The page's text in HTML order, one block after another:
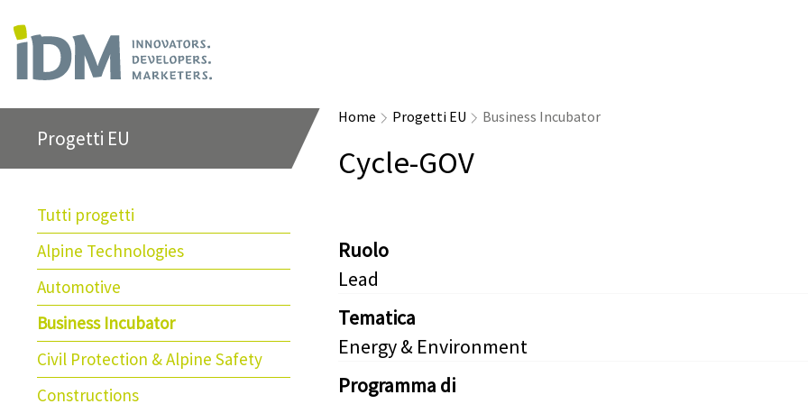
Progetti EU
Tutti progetti
Alpine Technologies
Automotive
Business Incubator
Civil Protection & Alpine Safety
Constructions
Home Progetti EU Business Incubator
Cycle-GOV
Ruolo
Lead
Tematica
Energy & Environment
Programma di